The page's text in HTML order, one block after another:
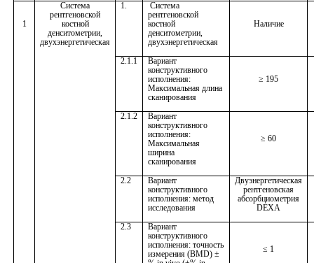
1
Система
рентгеновской
костной
денситометрии,
двухэнергетическая
1.
Система
рентгеновской
костной
денситометрии,
двухэнергетическая
Наличие
2.1.1
Вариант
конструктивного
исполнения:
Максимальная длина
сканирования
≥ 195
2.1.2
Вариант
конструктивного
исполнения:
Максимальная
ширина
сканирования
≥60
2.2
Вариант
конструктивного
исполнения: метод
исследования
Двуэнергетическая
рентгеновская
абсорбциометрия
DEXA
2.3
Вариант
конструктивного
исполнения: точность
измерения (BMD) ±
≤ 1